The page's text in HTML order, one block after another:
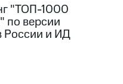
"ТОП-1000
по версии
России и ИД